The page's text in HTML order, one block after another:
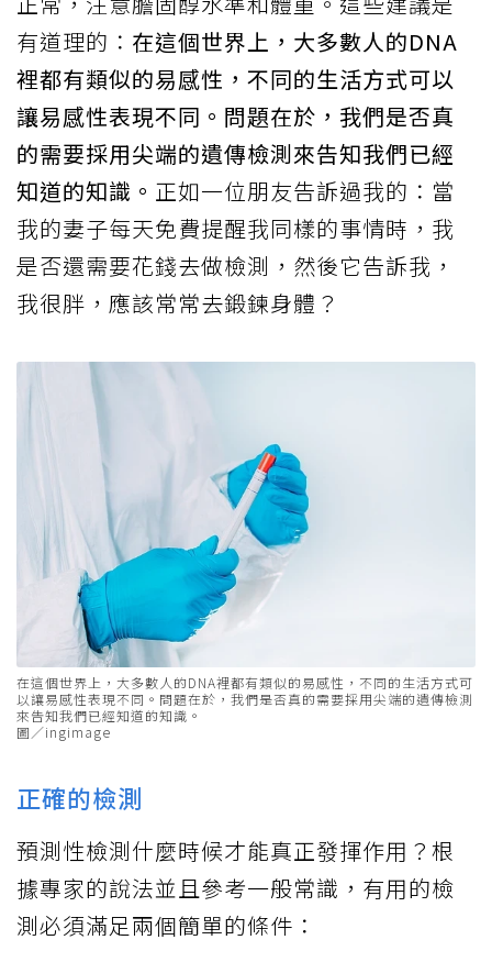
有道理的： 在這個世界上，大多數人的DNA
裡都有類似的易感性，不同的生活方式可以
讓易感性表現不同。問題在於，我們是否真
的需要採用尖端的遺傳檢測來告知我們已經
知道的知識。 正如一位朋友告訴過我的：當
我的妻子每天免費提醒我同樣的事情時，我
是否還需要花錢去做檢測，然後它告訴我，
我很胖，應該常常去鍛鍊身體？
在這個世界上，大多數人的DNA裡都有類似的易感性，不同的生活方式可
以讓易感性表現不同。問題在於，我們是否真的需要採用尖端的遺傳檢測
來告知我們已經知道的知識。
圖／ingimage
正確的檢測
預測性檢測什麼時候才能真正發揮作用？根
據專家的說法並且參考一般常識，有用的檢
測必須滿足兩個簡單的條件：